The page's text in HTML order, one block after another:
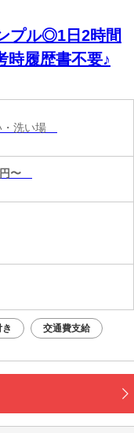
プル◎1日2時間
履歴書不要♪
・洗い場
円〜
交通費支給